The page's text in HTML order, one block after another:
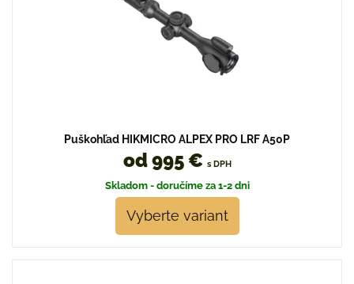
Puškohľad HIKMICRO ALPEX PRO LRF A50P
od 995 € s DPH
Skladom - doručíme za 1-2 dni
Vyberte variant